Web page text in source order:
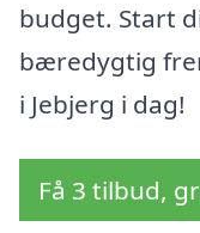
budget. Start
bæredygtig
i Jebjerg i dag!
Få 3 tilbud,